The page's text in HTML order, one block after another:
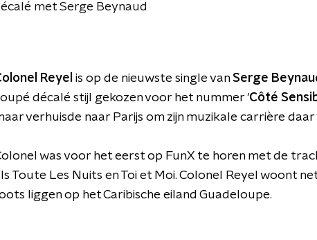
met Serge Beynaud
Reyel is op de nieuwste single vanSerge
décalé stijl gekozen voor het nummer 'Côté
verhuisde naar Parijs om zijn muzikale carrière
was voor het eerst op FunX te horen met de
Toute Les Nuits en Toi et Moi. Colonel Reyel woont
liggen op het Caribische eiland Guadeloupe.